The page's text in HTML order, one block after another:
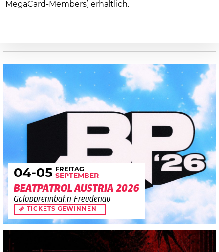
MegaCard-Members) erhältlich.
04-05 FREITAG
SEPTEMBER
BEATPATROL AUSTRIA 2026
Galopprennbahn Freudenau
TICKETS GEWINNEN